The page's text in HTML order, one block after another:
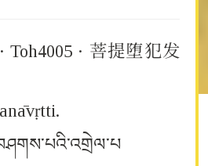
Toh4005 · 菩提堕犯发